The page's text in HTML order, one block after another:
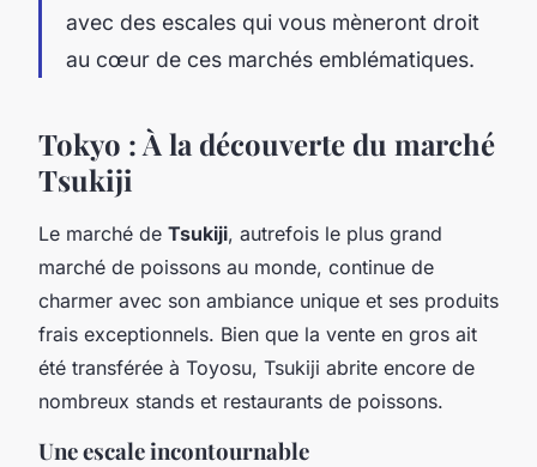
avec des escales qui vous mèneront droit
au cœur de ces marchés emblématiques.
Tokyo : À la découverte du marché
Tsukiji
Le marché de Tsukiji, autrefois le plus grand
marché de poissons au monde, continue de
charmer avec son ambiance unique et ses produits
frais exceptionnels. Bien que la vente en gros ait
été transférée à Toyosu, Tsukiji abrite encore de
nombreux stands et restaurants de poissons.
Une escale incontournable